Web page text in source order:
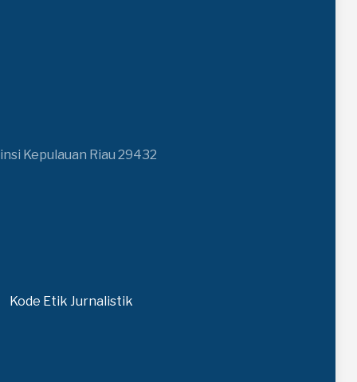
Kepulauan Riau 29432
Kode Etik Jurnalistik